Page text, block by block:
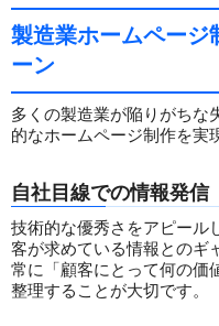
製造業ホームページ
ーン
多くの製造業が陥りがちな
的なホームページ制作を実
自社目線での情報発信
技術的な優秀さをアピール
客が求めている情報とのギ
常に「顧客にとって何の価
整理することが大切です。